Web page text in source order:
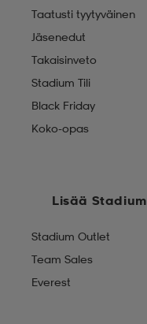
Taatusti tyytyväinen
Jäsenedut
Takaisinveto
Stadium Tili
Black Friday
Koko-opas
Lisää Stadium
Stadium Outlet
Team Sales
Everest